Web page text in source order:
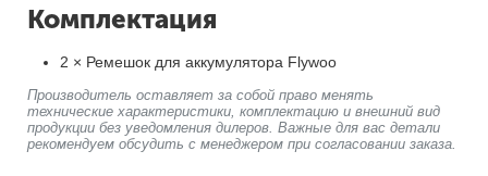
Комплектация
2 × Ремешок для аккумулятора Flywoo
Производитель оставляет за собой право менять
технические характеристики, комплектацию и внешний вид
продукции без уведомления дилеров. Важные для вас детали
рекомендуем обсудить с менеджером при согласовании заказа.